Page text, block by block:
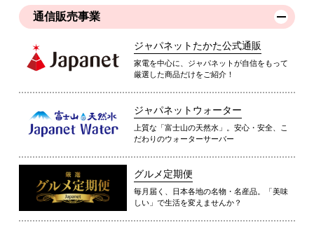
通信販売事業
ジャパネットたかた公式通販
家電を中心に、ジャパネットが自信をもって
厳選した商品だけをご紹介！
ジャパネットウォーター
上質な「富士山の天然水」。安心・安全、こ
だわりのウォーターサーバー
グルメ定期便
毎月届く、日本各地の名物・名産品。「美味
しい」で生活を変えませんか？